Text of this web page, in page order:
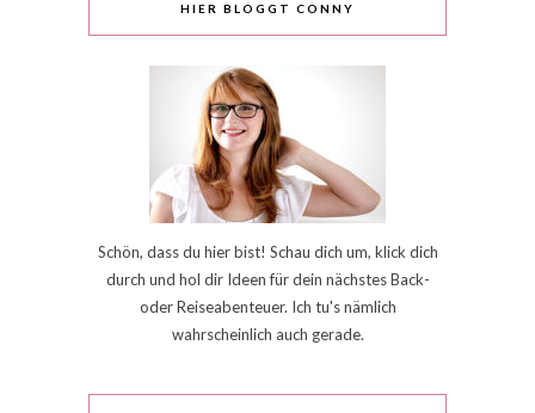
HIER BLOGGT CONNY
Schön, dass du hier bist! Schau dich um, klick dich
durch und hol dir Ideen für dein nächstes Back-
oder Reiseabenteuer. Ich tu's nämlich
wahrscheinlich auch gerade.